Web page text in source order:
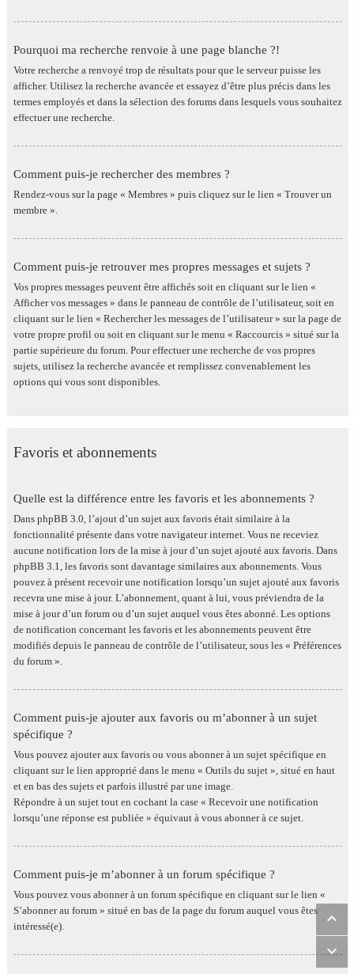
Pourquoi ma recherche renvoie à une page blanche ?!
Votre recherche a renvoyé trop de résultats pour que le serveur puisse les
afficher. Utilisez la recherche avancée et essayez d’être plus précis dans les
termes employés et dans la sélection des forums dans lesquels vous souhaitez
effectuer une recherche.
Comment puis-je rechercher des membres ?
Rendez-vous sur la page « Membres » puis cliquez sur le lien « Trouver un
membre ».
Comment puis-je retrouver mes propres messages et sujets ?
Vos propres messages peuvent être affichés soit en cliquant sur le lien «
Afficher vos messages » dans le panneau de contrôle de l’utilisateur, soit en
cliquant sur le lien « Rechercher les messages de l’utilisateur » sur la page de
votre propre profil ou soit en cliquant sur le menu « Raccourcis » situé sur la
partie supérieure du forum. Pour effectuer une recherche de vos propres
sujets, utilisez la recherche avancée et remplissez convenablement les
options qui vous sont disponibles.
Favoris et abonnements
Quelle est la différence entre les favoris et les abonnements ?
Dans phpBB 3.0, l’ajout d’un sujet aux favoris était similaire à la
fonctionnalité présente dans votre navigateur internet. Vous ne receviez
aucune notification lors de la mise à jour d’un sujet ajouté aux favoris. Dans
phpBB 3.1, les favoris sont davantage similaires aux abonnements. Vous
pouvez à présent recevoir une notification lorsqu’un sujet ajouté aux favoris
recevra une mise à jour. L’abonnement, quant à lui, vous préviendra de la
mise à jour d’un forum ou d’un sujet auquel vous êtes abonné. Les options
de notification concernant les favoris et les abonnements peuvent être
modifiés depuis le panneau de contrôle de l’utilisateur, sous les « Préférences
du forum ».
Comment puis-je ajouter aux favoris ou m’abonner à un sujet
spécifique ?
Vous pouvez ajouter aux favoris ou vous abonner à un sujet spécifique en
cliquant sur le lien approprié dans le menu « Outils du sujet », situé en haut
et en bas des sujets et parfois illustré par une image.
Répondre à un sujet tout en cochant la case « Recevoir une notification
lorsqu’une réponse est publiée » équivaut à vous abonner à ce sujet.
Comment puis-je m’abonner à un forum spécifique ?
Vous pouvez vous abonner à un forum spécifique en cliquant sur le lien «
S’abonner au forum » situé en bas de la page du forum auquel vous êtes
intéressé(e).